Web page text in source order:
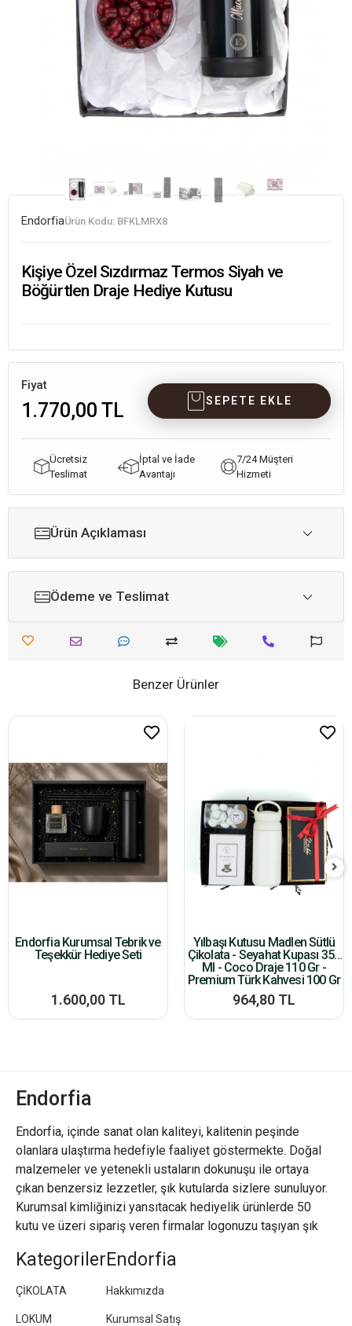
EndorfiaÜrün Kodu: BFKLMRX8
Kişiye Özel Sızdırmaz Termos Siyah ve
Böğürtlen Draje Hediye Kutusu
Fiyat
1.770,00 TL SEPETE EKLE
Ücretsiz
Teslimat
İptal ve İade
Avantajı
7/24 Müşteri
Hizmeti
Ürün Açıklaması
Ödeme ve Teslimat
Benzer Ürünler
Endorfia Kurumsal Tebrik ve
Teşekkür Hediye Seti
1.600,00 TL
Yılbaşı Kutusu Madlen Sütlü
Çikolata - Seyahat Kupası 350
Ml - Coco Draje 110 Gr -
Premium Türk Kahvesi 100 Gr
964,80 TL
Endorfia
Endorfia, içinde sanat olan kaliteyi, kalitenin peşinde
olanlara ulaştırma hedefiyle faaliyet göstermekte. Doğal
malzemeler ve yetenekli ustaların dokunuşu ile ortaya
çıkan benzersiz lezzetler, şık kutularda sizlere sunuluyor.
Kurumsal kimliğinizi yansıtacak hediyelik ürünlerde 50
kutu ve üzeri sipariş veren firmalar logonuzu taşıyan şık
Kategoriler
ÇİKOLATA
LOKUM
Endorfia
Hakkımızda
Kurumsal Satış